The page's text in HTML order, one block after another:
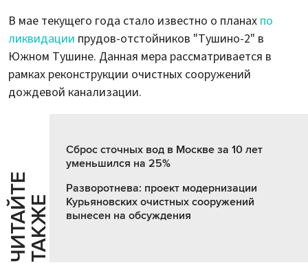
В мае текущего года стало известно о планах по
ликвидации прудов-отстойников "Тушино-2" в
Южном Тушине. Данная мера рассматривается в
рамках реконструкции очистных сооружений
дождевой канализации.
Ч
И
Т
АЙ
Т
Е
Т
А
К
ЖЕ
Сброс сточных вод в Москве за 10 лет
уменьшился на 25%
Разворотнева: проект модернизации
Курьяновских очистных сооружений
вынесен на обсуждения